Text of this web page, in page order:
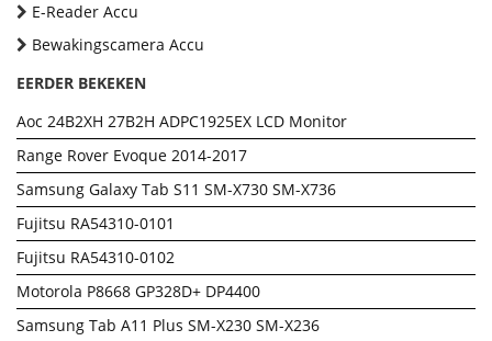
E-Reader Accu
Bewakingscamera Accu
EERDER BEKEKEN
Aoc 24B2XH 27B2H ADPC1925EX LCD Monitor
Range Rover Evoque 2014-2017
Samsung Galaxy Tab S11 SM-X730 SM-X736
Fujitsu RA54310-0101
Fujitsu RA54310-0102
Motorola P8668 GP328D+ DP4400
Samsung Tab A11 Plus SM-X230 SM-X236